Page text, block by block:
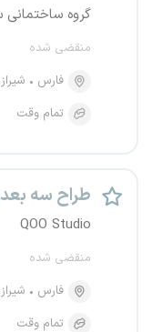
گروه ساختمانی
منقضی شده
فارس
شیراز،
تمام وقت
طراح سه
QOO Studio
منقضی شده
فارس
شیراز،
تمام وقت